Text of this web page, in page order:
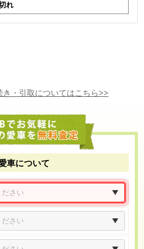
れ
・引取についてはこちら>>
車について